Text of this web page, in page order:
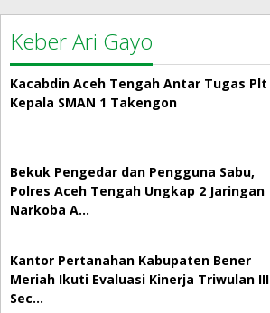
Keber Ari Gayo
Kacabdin Aceh Tengah Antar Tugas Plt
Kepala SMAN 1 Takengon
Bekuk Pengedar dan Pengguna Sabu,
Polres Aceh Tengah Ungkap 2 Jaringan
Narkoba A…
Kantor Pertanahan Kabupaten Bener
Meriah Ikuti Evaluasi Kinerja Triwulan III
Sec…